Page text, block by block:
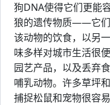
狗DNA使得它们更能
狼的遗传物质——它们
该动物的饮食，以另
味多样对城市生活很
园艺产品，以及丢弃
哺乳动物。许多草坪
捕捉松鼠和宠物很容